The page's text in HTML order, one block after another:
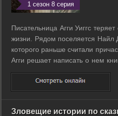
1 сезон 8 серия
Писательница Агги Уиггс
жизни. Рядом поселяется Найл
которого раньше считали
Агги решает написать о нем
соседом. Их знакомство
где оба используют друг
всплывают ...
Зловещие истории по